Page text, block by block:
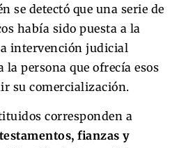
se detectó que una serie de
había sido puesta a la
intervención judicial
persona que ofrecía esos
su comercialización.
corresponden a
fianzas y